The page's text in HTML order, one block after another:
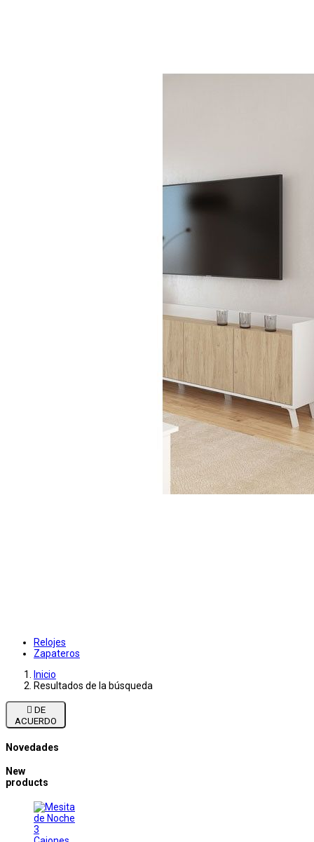
Relojes
Zapateros
Inicio
Resultados de la búsqueda

ACUERDO
Novedades
New
products